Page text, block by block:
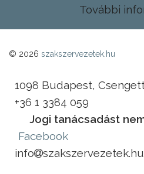
További
© 2026 szakszervezetek.hu
1098 Budapest,
+36 1 3384 059
Jogi tanácsadást
Facebook
info
szakszervezetek.hu